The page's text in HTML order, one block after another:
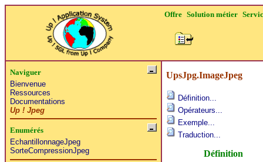
Offre Solution métier
Naviguer
Bienvenue
Ressources
Documentations
Up ! Jpeg
Enumérés
EchantillonnageJpeg
SorteCompressionJpeg
UpsJpg.ImageJpeg
Définition...
Opérateurs...
Exemple...
Traduction...
Définition